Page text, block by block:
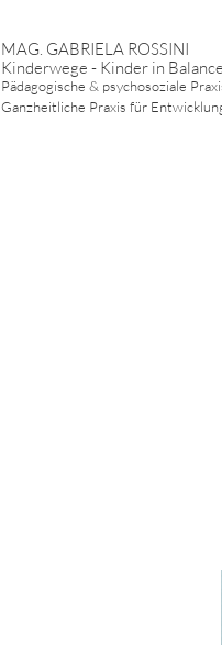
MAG. GABRIELA ROSSINI
Kinderwege - Kinder in Balance
Pädagogische & psychosoziale
Ganzheitliche Praxis für